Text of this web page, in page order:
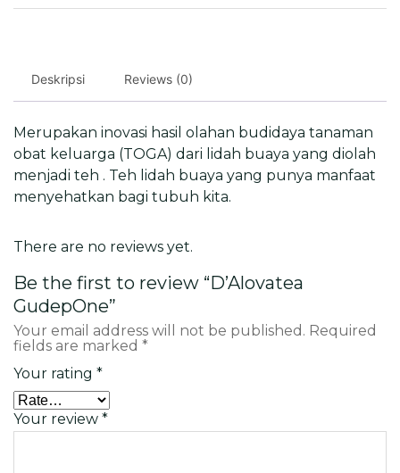
Deskripsi Reviews (0)
Merupakan inovasi hasil olahan budidaya tanaman
obat keluarga (TOGA) dari lidah buaya yang diolah
menjadi teh . Teh lidah buaya yang punya manfaat
menyehatkan bagi tubuh kita.
There are no reviews yet.
Be the first to review “D’Alovatea
GudepOne”
Your email address will not be published. Required
fields are marked *
Your rating *
Your review *